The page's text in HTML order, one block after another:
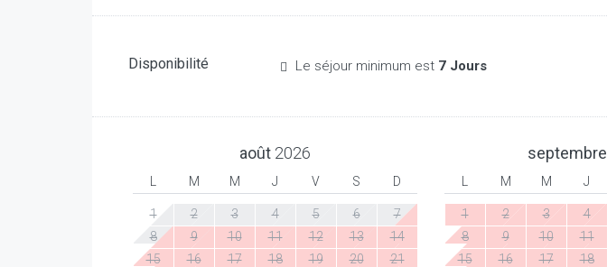
Disponibilité Le séjour minimum est 7 Jours
août 2026
M M J V S D
1 2 3 4 5 6
7
8
9 10 11 12 13
14
15
16 17 18 19 20
21
septembre
M M J
1 2 3 4
8
9 10 11
15
16 17 18